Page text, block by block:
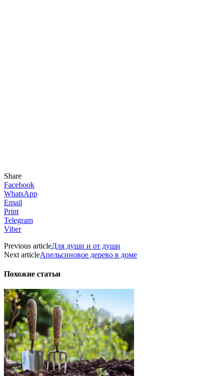
Share
Facebook
WhatsApp
Email
Print
Telegram
Viber
Previous articleДля души и от души
Next articleАпельсиновое дерево в доме
Похожие статьи